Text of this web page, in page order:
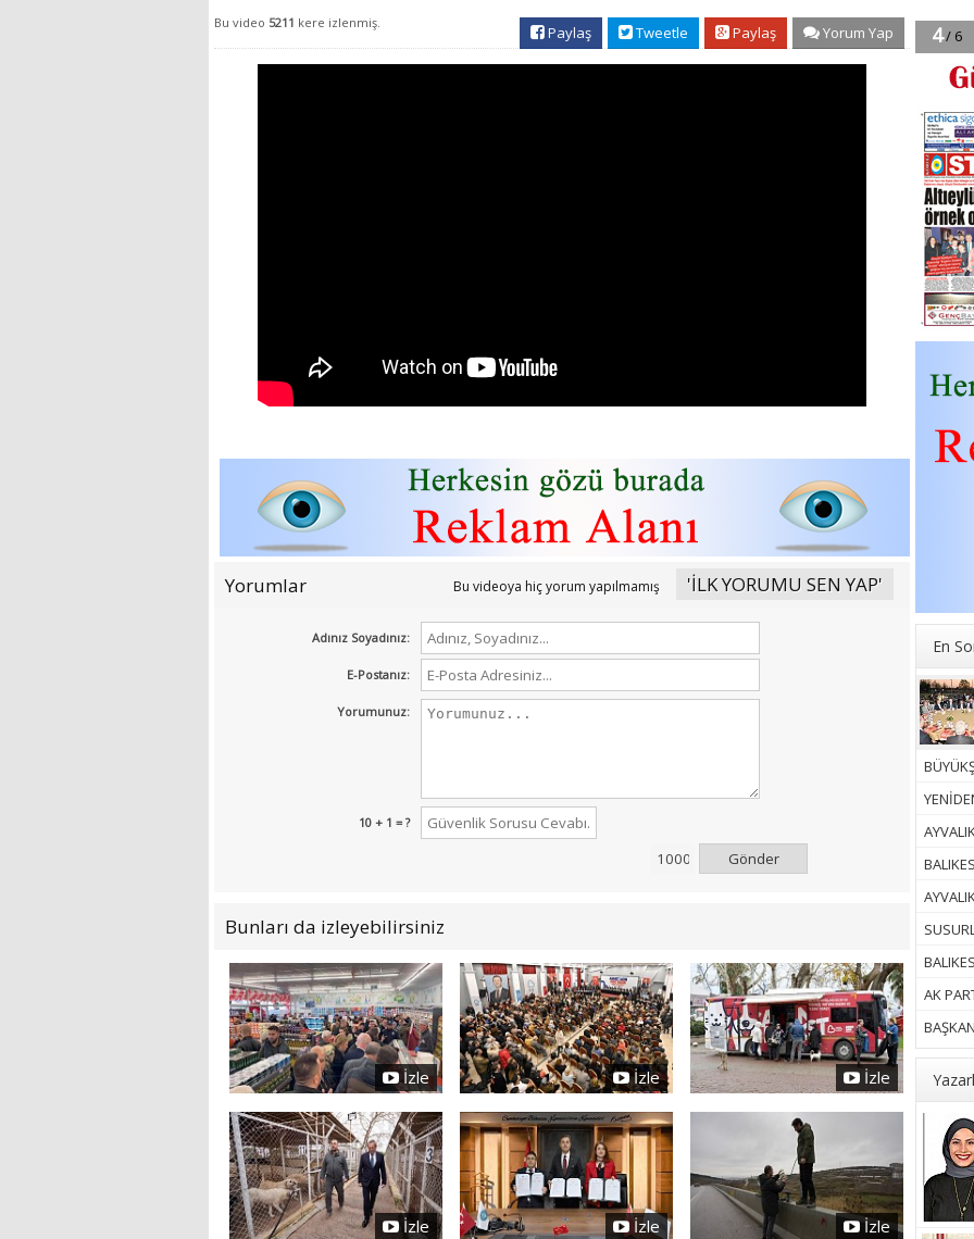
En
AK
Bu video 5211 kere izlenmiş.
Paylaş Tweetle Paylaş Yorum Yap
Yorumlar Bu videoya hiç yorum yapılmamış 'İLK YORUMU SEN YAP'
Adınız Soyadınız:
E-Postanız:
Yorumunuz:
10 + 1 = ?
Gönder
Bunları da izleyebilirsiniz
İzle İzle İzle
İzle İzle İzle